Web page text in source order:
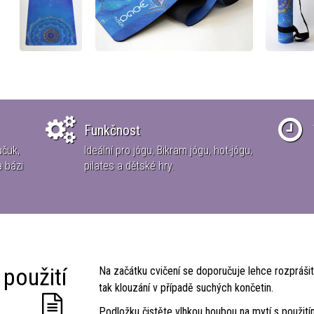
bázi
Funkčnost
Ideální pro jógu, Bikram jógu, hot-jógu,
pilates a dětské hry.
použití
Na začátku cvičení se doporučuje lehce
tak klouzání v případě suchých končetin.